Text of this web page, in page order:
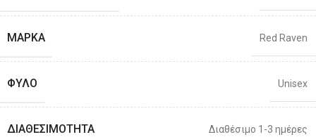
ΜΆΡΚΑ Red Raven
ΦΎΛΟ Unisex
ΔΙΑΘΕΣΙΜΌΤΗΤΑ Διαθέσιμο 1-3 ημέρες